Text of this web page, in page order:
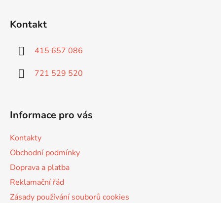
Kontakt
415 657 086
721 529 520
Informace pro vás
Kontakty
Obchodní podmínky
Doprava a platba
Reklamační řád
Zásady používání souborů cookies